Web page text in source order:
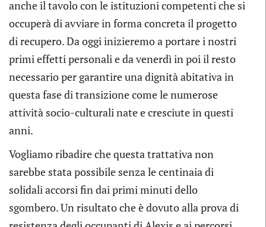
anche il tavolo con le istituzioni competenti che si
occuperà di avviare in forma concreta il progetto
di recupero. Da oggi inizieremo a portare i nostri
primi effetti personali e da venerdì in poi il resto
necessario per garantire una dignità abitativa in
questa fase di transizione come le numerose
attività socio-culturali nate e cresciute in questi
anni.
Vogliamo ribadire che questa trattativa non
sarebbe stata possibile senza le centinaia di
solidali accorsi fin dai primi minuti dello
sgombero. Un risultato che è dovuto alla prova di